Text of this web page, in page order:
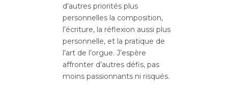
d’autres priorités plus
personnelles la composition,
l’écriture, la réflexion aussi plus
personnelle, et la pratique de
l’art de l’orgue. J’espère
affronter d’autres défis, pas
moins passionnants ni risqués.